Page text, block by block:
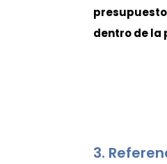
dentro de la
3.